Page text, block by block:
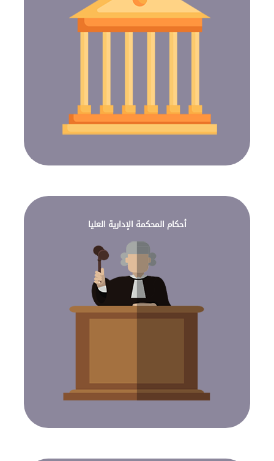
أحكام المحكمة الإدارية العليا